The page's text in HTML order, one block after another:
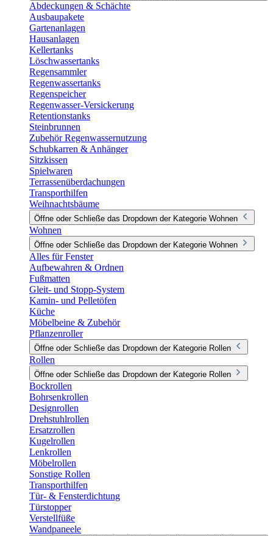
Abdeckungen & Schächte
Ausbaupakete
Gartenanlagen
Hausanlagen
Kellertanks
Löschwassertanks
Regensammler
Regenwassertanks
Regenspeicher
Regenwasser-Versickerung
Retentionstanks
Steinbrunnen
Zubehör Regenwassernutzung
Schubkarren & Anhänger
Sitzkissen
Spielwaren
Terrassenüberdachungen
Transporthilfen
Weihnachtsbäume
Öffne oder Schließe das Dropdown der Kategorie Wohnen
Wohnen
Öffne oder Schließe das Dropdown der Kategorie Wohnen
Alles für Fenster
Aufbewahren & Ordnen
Fußmatten
Gleit- und Stopp-System
Kamin- und Pelletöfen
Küche
Möbelbeine & Zubehör
Pflanzenroller
Öffne oder Schließe das Dropdown der Kategorie Rollen
Rollen
Öffne oder Schließe das Dropdown der Kategorie Rollen
Bockrollen
Bohrsenkrollen
Designrollen
Drehstuhlrollen
Ersatzrollen
Kugelrollen
Lenkrollen
Möbelrollen
Sonstige Rollen
Transporthilfen
Tür- & Fensterdichtung
Türstopper
Verstellfüße
Wandpaneele